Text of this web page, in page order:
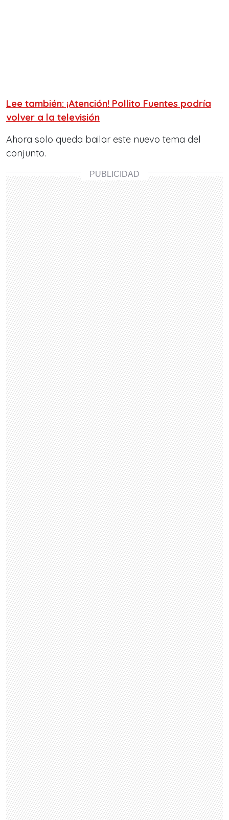
Lee también: ¡Atención! Pollito Fuentes podría
volver a la televisión
Ahora solo queda bailar este nuevo tema del
conjunto.